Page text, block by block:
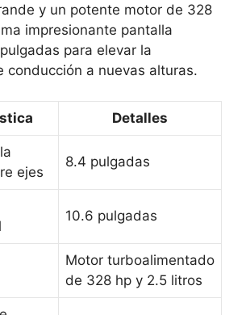
y un potente motor de 328
impresionante pantalla
para elevar la
conducción a nuevas alturas.
Detalles
ejes
8.4 pulgadas
10.6 pulgadas
Motor turboalimentado
de 328 hp y 2.5 litros